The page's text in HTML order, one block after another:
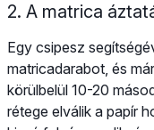
2. A matrica
Egy csipesz
matricadarabot, és
körülbelül 10-20
rétege elválik a papír